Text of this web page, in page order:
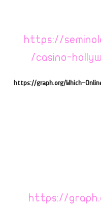
https://
casino-
https://graph.org/Which-
https://